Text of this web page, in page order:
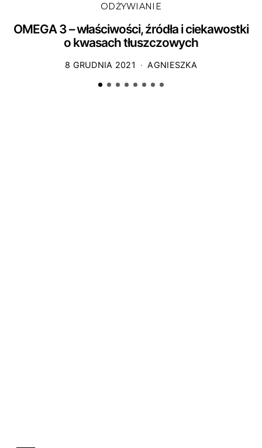
ODŻYWIANIE
OMEGA 3 – właściwości, źródła i ciekawostki
o kwasach tłuszczowych
8 GRUDNIA 2021 AGNIESZKA